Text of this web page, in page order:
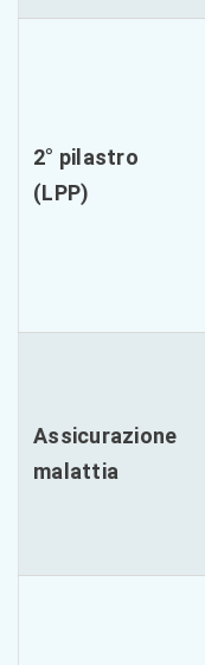
2° pilastro
(LPP)
Assicurazione
malattia